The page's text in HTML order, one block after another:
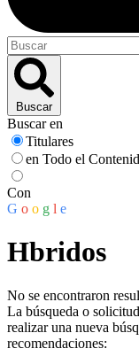
Buscar
Buscar en
Titulares
en Todo el
Con
G o o g l e
Hbridos
No se encontraron
La búsqueda o
realizar una nueva
recomendaciones: